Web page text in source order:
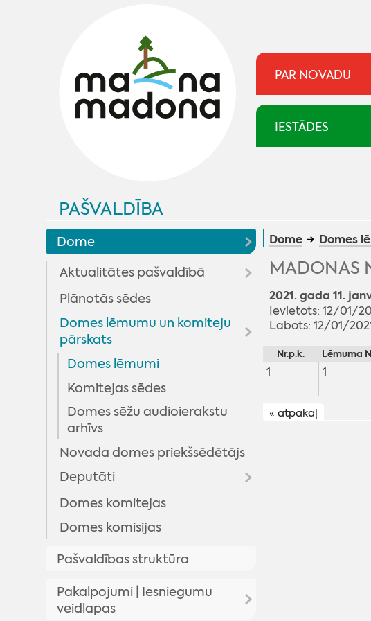
PAR NOVADU
IESTĀDES
PAŠVALDĪBA
Dome
Aktualitātes pašvaldībā
Pašvaldība skaidro
Plānotās sēdes
Domes lēmumu un komiteju
pārskats
Domes lēmumi
Komitejas sēdes
Domes sēžu audioierakstu
arhīvs
Novada domes priekšsēdētājs
Deputāti
Arhīvs
Domes komitejas
Domes komisijas
Pašvaldības struktūra
Pakalpojumi | Iesniegumu
veidlapas
Dome Domes
MADONAS
2021. gada 11.
Ievietots: 12/01/
Labots: 12/01/
Nr.p.k. Lēmuma
1 1
« atpakaļ